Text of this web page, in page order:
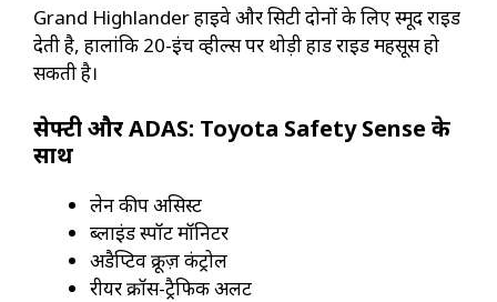
Grand Highlander हाईवे और सिटी दोनों के लिए स्मूद राइड
देती है, हालांकि 20-इंच व्हील्स पर थोड़ी हार्ड राइड महसूस हो
सकती है।
सेफ्टी और ADAS: Toyota Safety Sense के
साथ
लेन कीप असिस्ट
ब्लाइंड स्पॉट मॉनिटर
अडैप्टिव क्रूज़ कंट्रोल
रीयर क्रॉस-ट्रैफिक अलर्ट